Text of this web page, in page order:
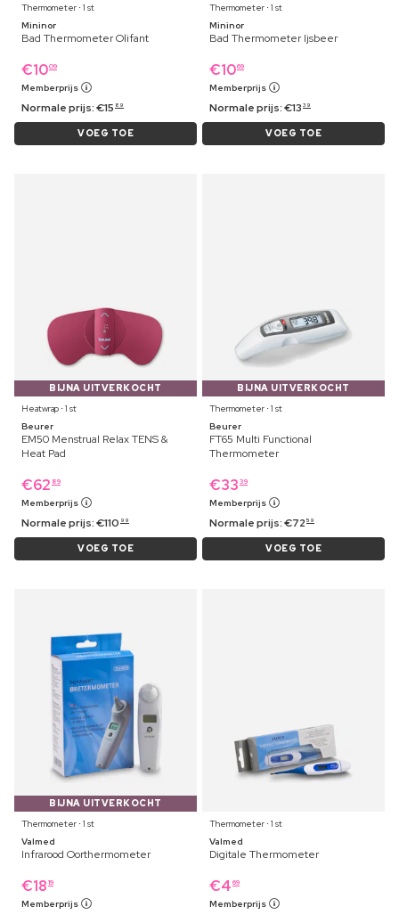
Thermometer ⋅ 1 st
Mininor
Bad Thermometer Olifant
€1009
Memberprijs
Normale prijs:€15 89
VOEG TOE
Thermometer ⋅ 1 st
Mininor
Bad Thermometer Ijsbeer
€1069
Memberprijs
Normale prijs:€13 39
VOEG TOE
BIJNA UITVERKOCHT
Heatwrap ⋅ 1 st
Beurer
EM50 Menstrual Relax TENS &
Heat Pad
€62 89
Memberprijs
Normale prijs:€110 99
VOEG TOE
BIJNA UITVERKOCHT
Thermometer ⋅ 1 st
Beurer
FT65 Multi Functional
Thermometer
€33 39
Memberprijs
Normale prijs:€72 59
VOEG TOE
BIJNA UITVERKOCHT
Thermometer ⋅ 1 st
Valmed
Infrarood Oorthermometer
€18 19
Memberprijs
Thermometer ⋅ 1 st
Valmed
Digitale Thermometer
€4 69
Memberprijs